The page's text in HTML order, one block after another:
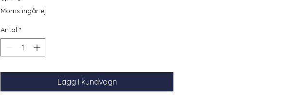
Moms ingår ej
Antal *
Lägg i kundvagn